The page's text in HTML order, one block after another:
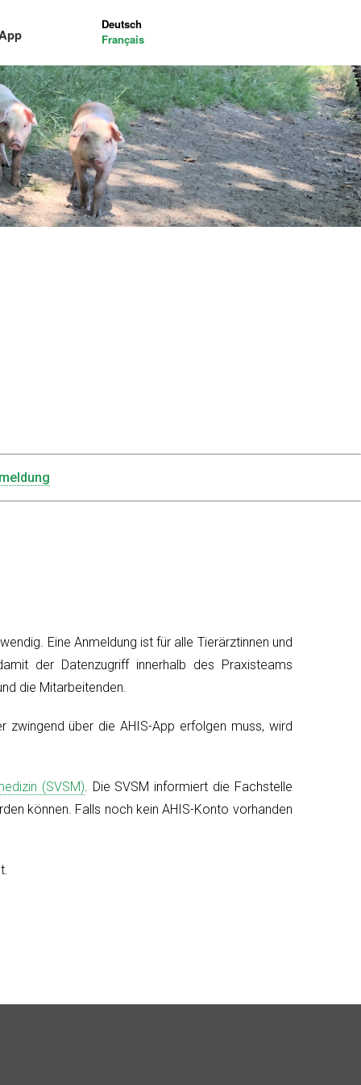
Deutsch
Français
Eine Anmeldung ist für alle Tierärztinnen und
der Datenzugriff innerhalb des Praxisteams
die Mitarbeitenden.
zwingend über die AHIS-App erfolgen muss, wird
(SVSM) . Die SVSM informiert die Fachstelle
können. Falls noch kein AHIS-Konto vorhanden